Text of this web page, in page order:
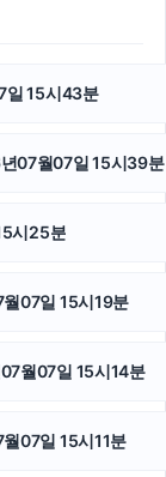
약변호사
테크
전문변호사
지티켓
일 15시43분
07월07일 15시39분
시25분
07일 15시19분
월07일 15시14분
07일 15시11분